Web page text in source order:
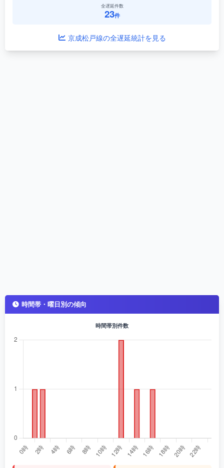
全遅延件数
23件
京成松戸線の全遅延統計を見る
時間帯・曜日別の傾向
時間帯別件数